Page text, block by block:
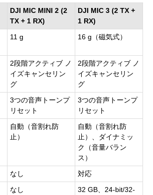
DJI MIC MINI 2 (2
TX + 1 RX)
DJI MIC 3 (2 TX +
1 RX)
11 g 16 g（磁気式）
2段階アクティブ ノ
イズキャンセリン
グ
2段階アクティブ ノ
イズキャンセリン
グ
3つの音声トーンプ
リセット
3つの音声トーンプ
リセット
自動（音割れ防
止）
自動（音割れ防
止）、ダイナミッ
ク（音量バラン
ス）
なし
対応
なし
32 GB、24-bit/32-